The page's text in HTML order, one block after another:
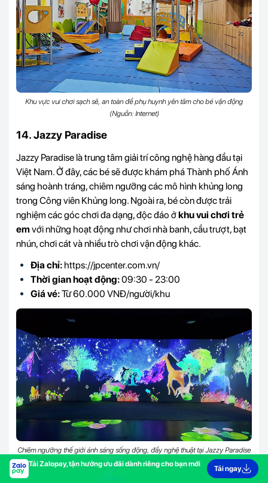
Tải Zalopay, tận hưởng ưu đãi dành riêng cho bạn mới
Tải ngay
Khu vực vui chơi sạch sẽ, an toàn để phụ huynh yên tâm cho bé vận động
(Nguồn: Internet)
14. Jazzy Paradise
Jazzy Paradise là trung tâm giải trí công nghệ hàng đầu tại
Việt Nam. Ở đây, các bé sẽ được khám phá Thành phố Ánh
sáng hoành tráng, chiêm ngưỡng các mô hình khủng long
trong Công viên Khủng long. Ngoài ra, bé còn được trải
nghiệm các góc chơi đa dạng, độc đáo ởkhu vui chơi trẻ
emvới những hoạt động như chơi nhà banh, cầu trượt, bạt
nhún, chơi cát và nhiều trò chơi vận động khác.
Địa chỉ: https://jpcenter.com.vn/
Thời gian hoạt động:09:30 - 23:00
Giá vé:Từ 60.000 VNĐ/người/khu
Chiêm ngưỡng thế giới ánh sáng sống động, đầy nghệ thuật tại Jazzy Paradise
(Nguồn: Internet)